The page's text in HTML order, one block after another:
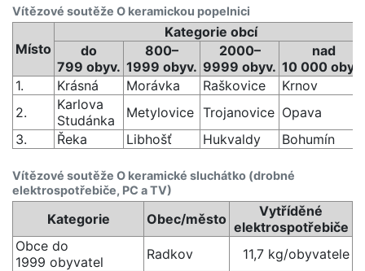
Vítězové soutěže O keramickou popelnici
Místo
Kategorie obcí
do
799 obyv.
800–
1999 obyv.
2000–
9999 obyv.
nad
10 000 obyv.
1.
Krásná Morávka Raškovice
Krnov
2.
Karlova
Studánka
Metylovice Trojanovice Opava
3.
Řeka Libhošť Hukvaldy Bohumín
Vítězové soutěže O keramické sluchátko (drobné
elektrospotřebiče, PC a TV)
Kategorie Obec/město
Vytříděné
elektrospotřebiče
Obce do
1999 obyvatel
Radkov
11,7 kg/obyvatele